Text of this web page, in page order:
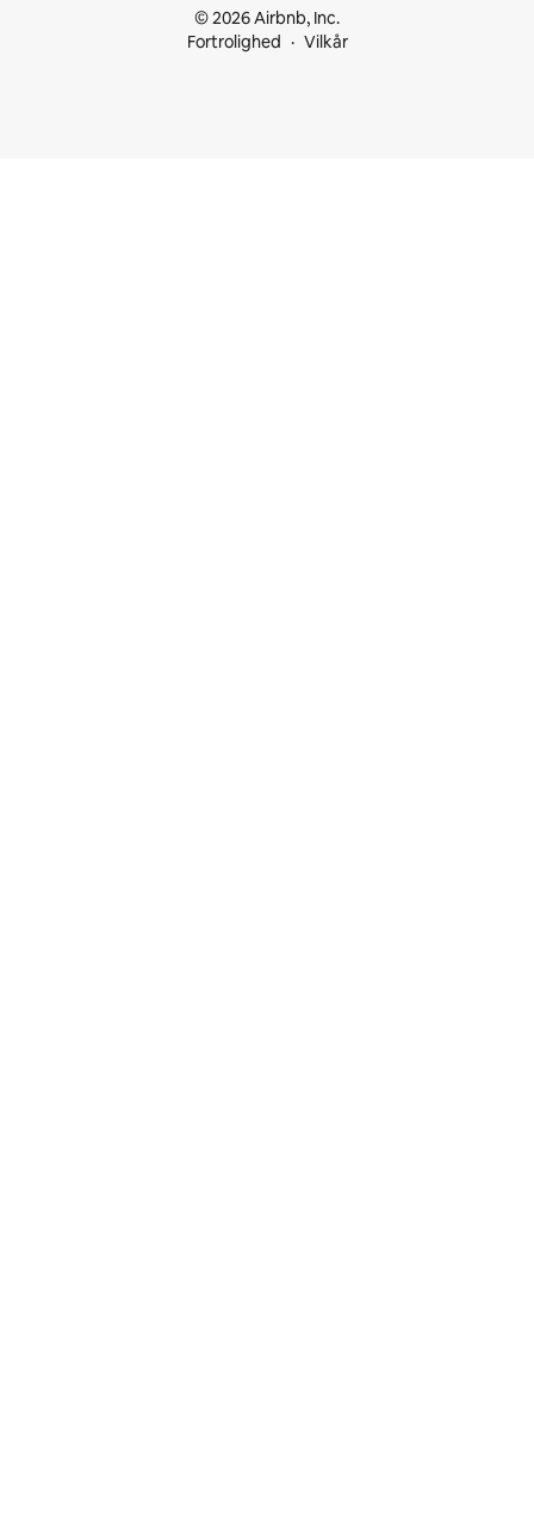
© 2026 Airbnb, Inc.
Fortrolighed
Vilkår